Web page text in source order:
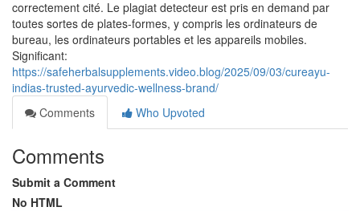
correctement cité. Le plagiat detecteur est pris en demand par
toutes sortes de plates-formes, y compris les ordinateurs de
bureau, les ordinateurs portables et les appareils mobiles.
Significant:
https://safeherbalsupplements.video.blog/2025/09/03/cureayu-
indias-trusted-ayurvedic-wellness-brand/
Comments
Who Upvoted
Comments
Submit a Comment
No HTML